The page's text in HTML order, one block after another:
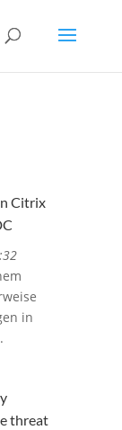
Citrix
in
threat